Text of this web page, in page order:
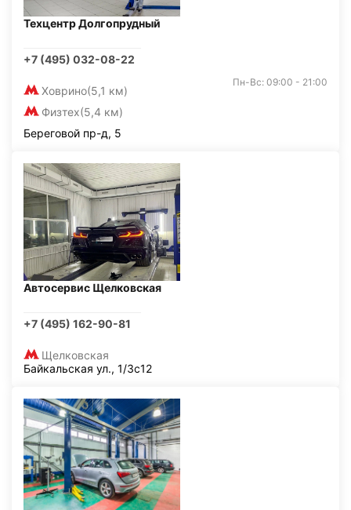
Техцентр Долгопрудный
+7 (495) 032-08-22
Ховрино(5,1 км)
Физтех(5,4 км)
Пн-Вс: 09:00 - 21:00
Береговой пр-д, 5
Автосервис Щелковская
+7 (495) 162-90-81
Щелковская
Байкальская ул., 1/3с12